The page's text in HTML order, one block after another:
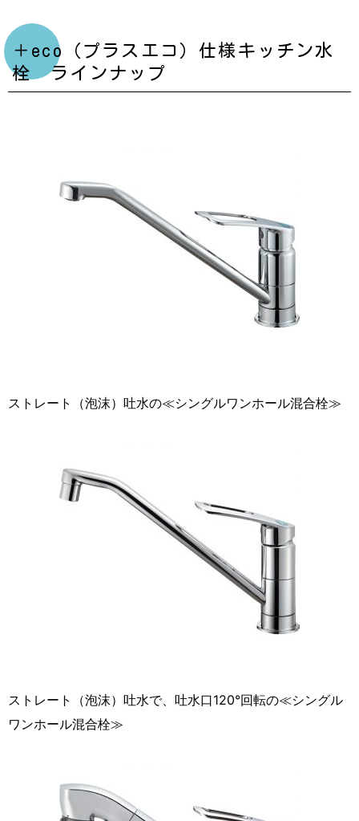
＋eco（プラスエコ）仕様キッチン水
栓 ラインナップ
ストレート（泡沫）吐水の≪シングルワンホール混合栓≫
ストレート（泡沫）吐水で、吐水口120°回転の≪シングル
ワンホール混合栓≫